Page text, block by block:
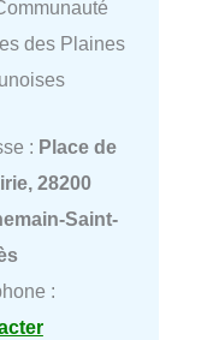
des Plaines
: Place de
28200
Saint-
: